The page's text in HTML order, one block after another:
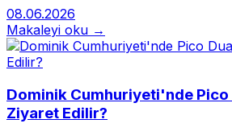
08.06.2026
Makaleyi oku →
Dominik Cumhuriyeti'nde Pico
Ziyaret Edilir?